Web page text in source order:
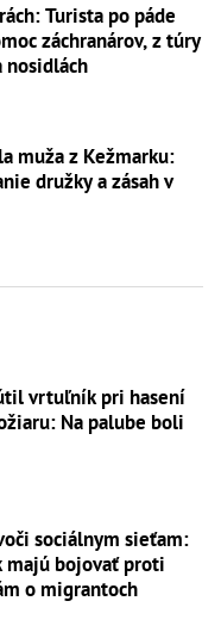
Turista po páde
záchranárov, z túry
nosidlách
muža z Kežmarku:
družky a zásah v
vrtuľník pri hasení
Na palube boli
sociálnym sieťam:
majú bojovať proti
o migrantoch